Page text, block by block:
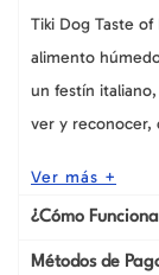
Tiki Dog Taste
alimento
un festín
ver y reconocer,
Ver más +
¿Cómo
Métodos de